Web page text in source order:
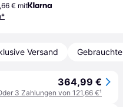
€ mit
Versand
364,99 €
3 Zahlungen von 121,66 €¹